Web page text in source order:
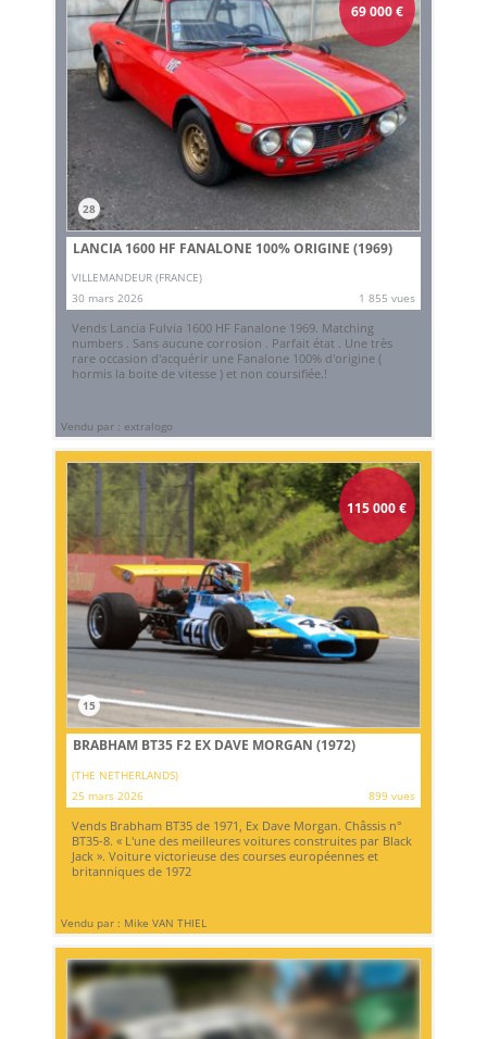
69 000€
28
LANCIA 1600 HF FANALONE 100% ORIGINE (1969)
VILLEMANDEUR (FRANCE)
30 mars 2026
1 855 vues
Vends Lancia Fulvia 1600 HF Fanalone 1969. Matching
numbers . Sans aucune corrosion . Parfait état . Une très
rare occasion d'acquérir une Fanalone 100% d'origine (
hormis la boite de vitesse ) et non coursifiée.!
Vendu par : extralogo
115 000€
15
BRABHAM BT35 F2 EX DAVE MORGAN (1972)
(THE NETHERLANDS)
25 mars 2026
899 vues
Vends Brabham BT35 de 1971, Ex Dave Morgan. Châssis n°
BT35-8. « L'une des meilleures voitures construites par Black
Jack ». Voiture victorieuse des courses européennes et
britanniques de 1972
Vendu par : Mike VAN THIEL